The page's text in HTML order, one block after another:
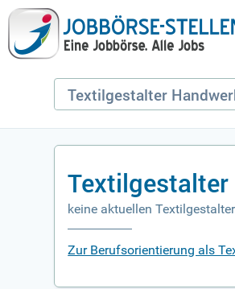
keine aktuellen
Zur Berufsorientierung als